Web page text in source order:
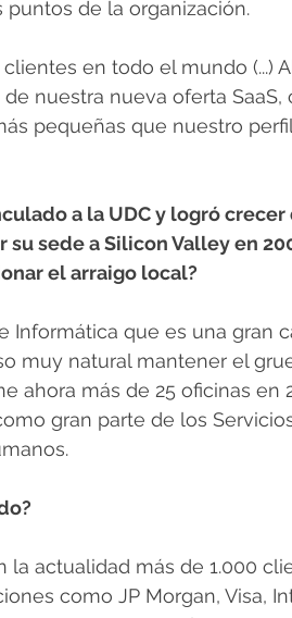
de la organización.
en todo el mundo (...)
nuestra nueva oferta SaaS,
pequeñas que nuestro
a la UDC y logró crecer
sede a Silicon Valley en
el arraigo local?
Informática que es una gran
muy natural mantener el
ahora más de 25 oficinas en
gran parte de los
la actualidad más de 1.000
como JP Morgan, Visa,